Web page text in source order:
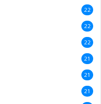
20
20
20
19
18
18